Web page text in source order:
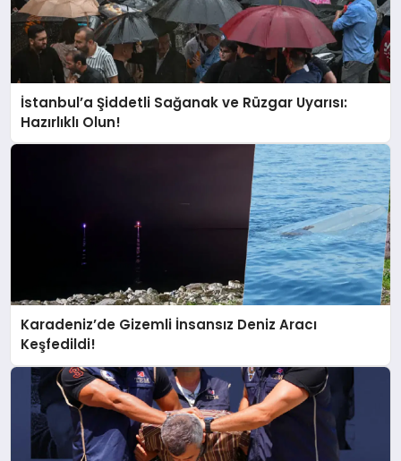
İstanbul’a Şiddetli Sağanak ve Rüzgar Uyarısı:
Hazırlıklı Olun!
Karadeniz’de Gizemli İnsansız Deniz Aracı
Keşfedildi!